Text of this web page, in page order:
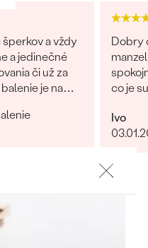
šperkov a vždy
a jedinečné
či už za
je na
Dobry
co je
fotka
rucne
Ivo